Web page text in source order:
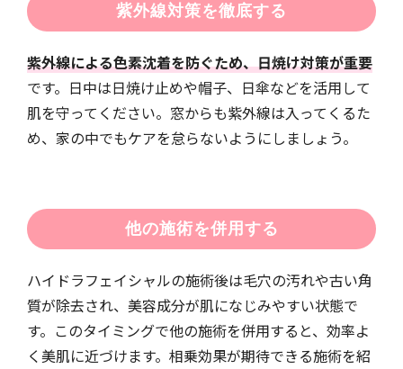
紫外線対策を徹底する
紫外線による色素沈着を防ぐため、日焼け対策が重要
です。日中は日焼け止めや帽子、日傘などを活用して
肌を守ってください。窓からも紫外線は入ってくるた
め、家の中でもケアを怠らないようにしましょう。
他の施術を併用する
ハイドラフェイシャルの施術後は毛穴の汚れや古い角
質が除去され、美容成分が肌になじみやすい状態で
す。このタイミングで他の施術を併用すると、効率よ
く美肌に近づけます。相乗効果が期待できる施術を紹